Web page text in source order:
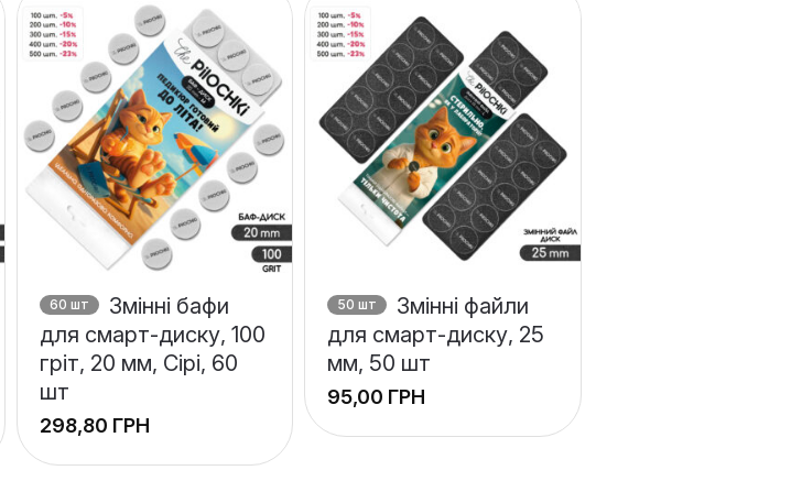
60 шт
Змінні бафи
для смарт-диску, 100
гріт, 20 мм, Сірі, 60
шт
ГРН
50 шт
Змінні файли
для смарт-диску, 25
мм, 50 шт
ГРН